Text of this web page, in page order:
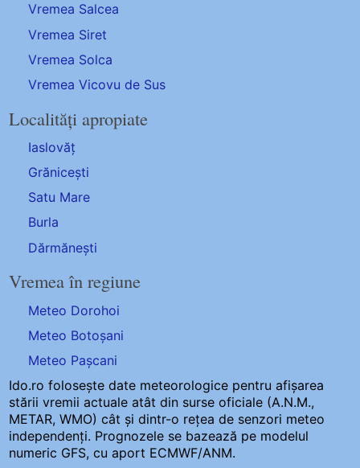
Vremea Salcea
Vremea Siret
Vremea Solca
Vremea Vicovu de Sus
Localități apropiate
Iaslovăț
Grănicești
Satu Mare
Burla
Dărmănești
Vremea în regiune
Meteo Dorohoi
Meteo Botoșani
Meteo Pașcani
Ido.ro folosește date meteorologice pentru afișarea
stării vremii actuale atât din surse oficiale (A.N.M.,
METAR, WMO) cât și dintr-o rețea de senzori meteo
independenți. Prognozele se bazează pe modelul
numeric GFS, cu aport ECMWF/ANM.